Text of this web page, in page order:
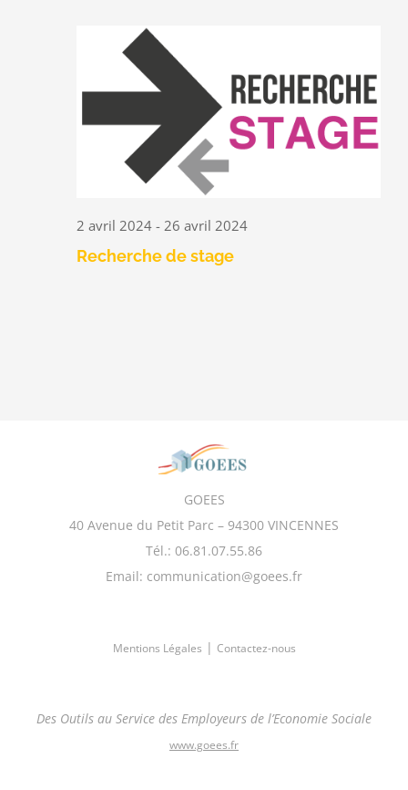
Recherche de stage
2 avril 2024-26 avril 2024
GOEES
40 Avenue du Petit Parc – 94300 VINCENNES
Tél.: 06.81.07.55.86
Email: communication@goees.fr
Mentions Légales | Contactez-nous
Des Outils au Service des Employeurs de l’Economie Sociale
www.goees.fr